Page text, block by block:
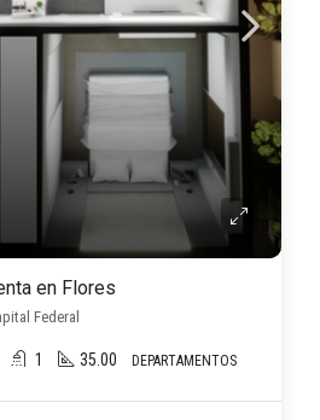
en Flores
Federal
1 35.00 DEPARTAMENTOS